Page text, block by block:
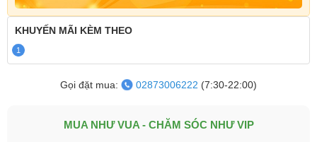
KHUYẾN MÃI KÈM THEO
1
Gọi đặt mua: 02873006222 (7:30-22:00)
MUA NHƯ VUA - CHĂM SÓC NHƯ VIP